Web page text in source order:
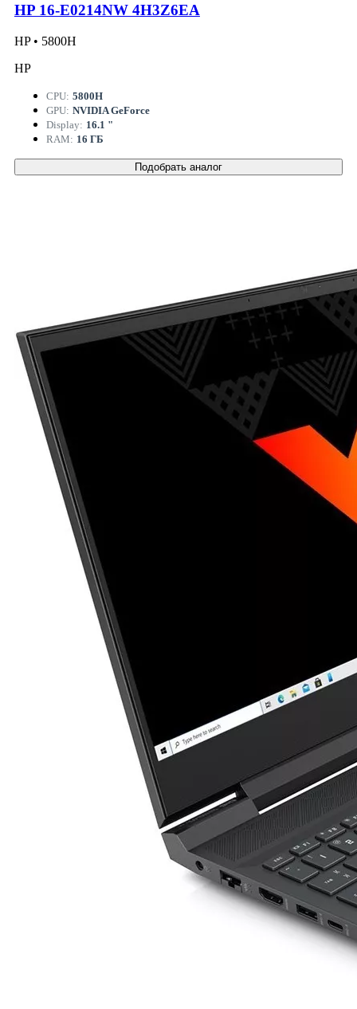
HP 16-E0214NW 4H3Z6EA
HP • 5800H
HP
CPU: 5800H
GPU: NVIDIA GeForce
Display: 16.1 "
RAM: 16 ГБ
Подобрать аналог